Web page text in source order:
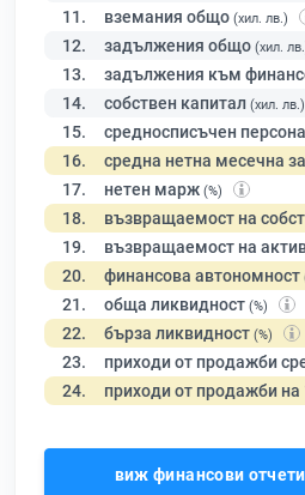
11. вземания общо (хил. лв.)
12. задължения общо (хил.
13. задължения към
14. собствен капитал (хил. лв.)
15. средносписъчен
16. средна нетна месечна
17. нетен марж (%)
18. възвращаемост на
19. възвращаемост на
20. финансова автономност
21. обща ликвидност (%)
22. бърза ликвидност (%)
23. приходи от продажби
24. приходи от продажби на
виж финансови